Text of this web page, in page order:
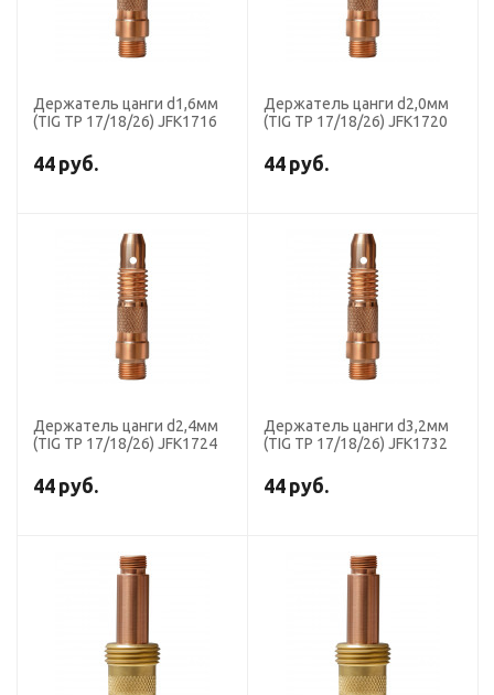
Держатель цанги d1,6мм
(TIG TP 17/18/26) JFK1716
44 руб.
Держатель цанги d2,0мм
(TIG TP 17/18/26) JFK1720
44 руб.
Держатель цанги d2,4мм
(TIG TP 17/18/26) JFK1724
44 руб.
Держатель цанги d3,2мм
(TIG TP 17/18/26) JFK1732
44 руб.